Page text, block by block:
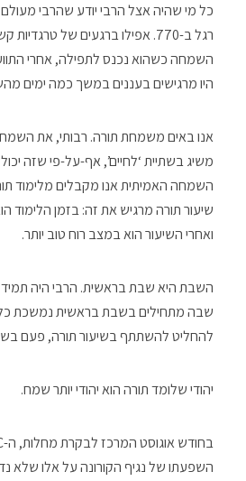
כל מי שהיה אצל הרבי יודע שהרבי
רגל ב-770. אפילו ברגעים של
השמחה כשהוא נכנס לתפילה, אחרי
היו מרגישים בעננים במשך כמה ימים
אנו באים משמחת תורה. רבותי, את
משיג בשתיית ‘לחיים’, אף-על-פי שזה
השמחה האמיתית אנו מקבלים מלימוד
שיעור תורה מרגיש את זה: בזמן הלימוד
ואחרי השיעור הוא במצב רוח טוב יותר.
השבת היא שבת בראשית. הרבי היה תמיד
שבה מתחילים בשבת בראשית נמשכת כל
להחליט להשתתף בשיעור תורה, פעם
יהודי שלומד תורה הוא יהודי יותר שמח.
השפעתו של נגיף הקורונה על אלו שלא